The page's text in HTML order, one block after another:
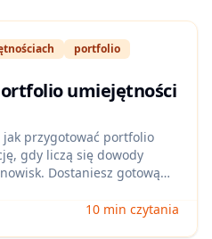
portfolio
umiejętności
przygotować portfolio
gdy liczą się dowody
Dostaniesz gotową
LinkedIn i do CV, by10 min czytania